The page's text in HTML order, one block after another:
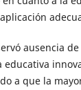
ausencia
a que la